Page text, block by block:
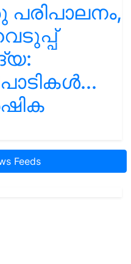
Feeds